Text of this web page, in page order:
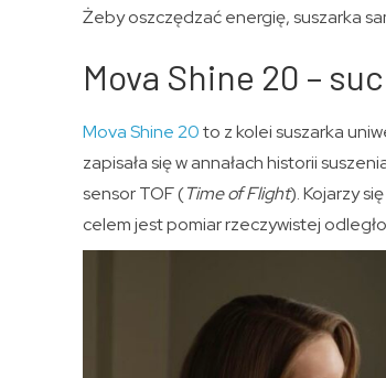
Żeby oszczędzać energię, suszarka
Mova Shine 20 –
Mova Shine 20to z kolei suszarka
zapisała się w annałach historii
sensor TOF (Time of Flight). Kojarzy
celem jest pomiar rzeczywistej